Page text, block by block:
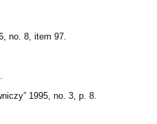
no. 8, item 97.
1995, no. 3, p. 8.